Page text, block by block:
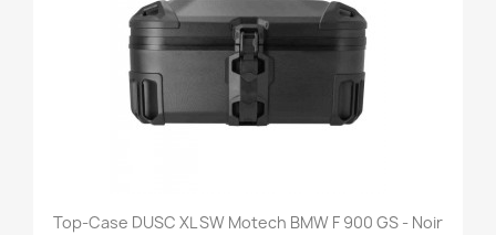
Top-Case DUSC XL SW Motech BMW F 900 GS - Noir